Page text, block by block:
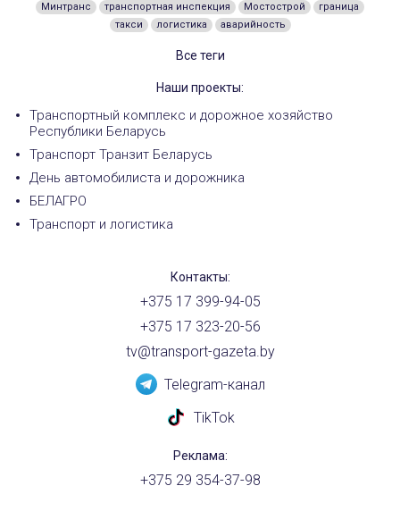
Минтранс
транспортная инспекция Мостострой
граница
такси
логистика аварийность
Все теги
Наши проекты:
Транспортный комплекс и дорожное хозяйство
Республики Беларусь
Транспорт Транзит Беларусь
День автомобилиста и дорожника
БЕЛАГРО
Транспорт и логистика
Контакты:
+375 17 399-94-05
+375 17 323-20-56
tv@transport-gazeta.by
Telegram-канал
TikTok
Реклама:
+375 29 354-37-98